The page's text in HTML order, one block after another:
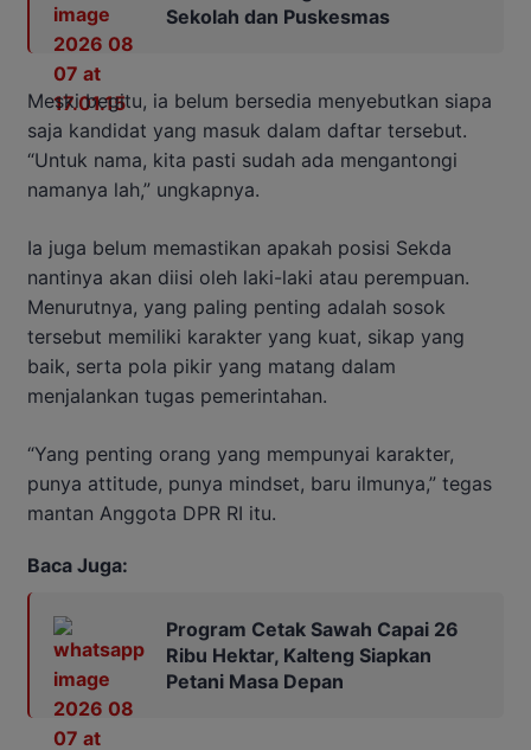
Sekolah dan Puskesmas
Meski begitu, ia belum bersedia menyebutkan siapa
saja kandidat yang masuk dalam daftar tersebut.
“Untuk nama, kita pasti sudah ada mengantongi
namanya lah,” ungkapnya.
Ia juga belum memastikan apakah posisi Sekda
nantinya akan diisi oleh laki-laki atau perempuan.
Menurutnya, yang paling penting adalah sosok
tersebut memiliki karakter yang kuat, sikap yang
baik, serta pola pikir yang matang dalam
menjalankan tugas pemerintahan.
“Yang penting orang yang mempunyai karakter,
punya attitude, punya mindset, baru ilmunya,” tegas
mantan Anggota DPR RI itu.
Baca Juga:
Program Cetak Sawah Capai 26
Ribu Hektar, Kalteng Siapkan
Petani Masa Depan